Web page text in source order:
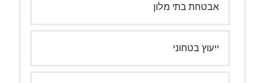
אבטחת בתי מלון
ייעוץ בטחוני